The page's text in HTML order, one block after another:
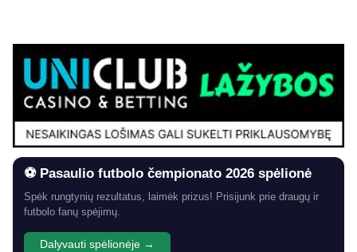
⚽ Pasaulio futbolo čempionato 2026 spėlionė
Spėk rungtynių rezultatus, laimėk prizus! Prisijunk prie draugų ir
futbolo fanų spėjimų.
Dalyvauti spėlionėje →